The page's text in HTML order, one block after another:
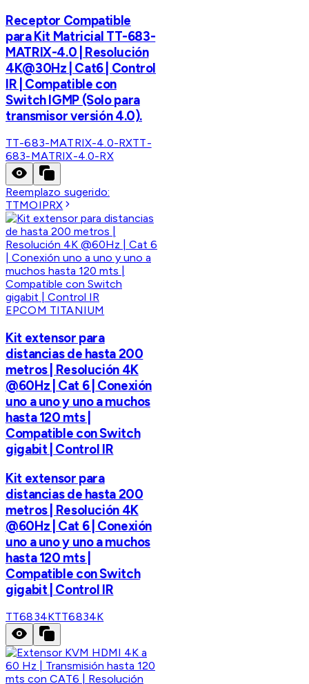
Receptor Compatible
para Kit Matricial TT-683-
MATRIX-4.0 | Resolución
4K@30Hz | Cat6 | Control
IR | Compatible con
Switch IGMP (Solo para
transmisor versión 4.0).
TT-683-MATRIX-4.0-RXTT-
683-MATRIX-4.0-RX
Reemplazo sugerido:
TTMOIPRX
EPCOM TITANIUM
Kit extensor para
distancias de hasta 200
metros | Resolución 4K
@60Hz | Cat 6 | Conexión
uno a uno y uno a muchos
hasta 120 mts |
Compatible con Switch
gigabit | Control IR
Kit extensor para
distancias de hasta 200
metros | Resolución 4K
@60Hz | Cat 6 | Conexión
uno a uno y uno a muchos
hasta 120 mts |
Compatible con Switch
gigabit | Control IR
TT6834KTT6834K